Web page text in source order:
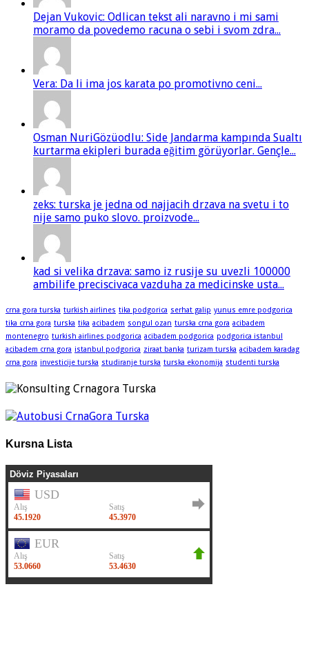
Dejan Vukovic: Odlican tekst ali naravno i mi sami
moramo da povedemo racuna o sebi i svom zdra...
Vera: Da li ima jos karata po promotivno ceni...
Osman NuriGözüodlu: Side Jandarma kampında Sualtı
kurtarma ekipleri burada eğitim görüyorlar. Gençle...
zeks: turska je jedna od najjacih drzava na svetu i to
nije samo puko slovo. proizvode...
kad si velika drzava: samo iz rusije su uvezli 100000
ambilife preciscivaca vazduha za medicinske usta...
crna gora turska turkish airlines tika podgorica serhat galip yunus emre podgorica
tika crna gora turska tika acibadem songul ozan turska crna gora acibadem
montenegro turkish airlines podgorica acibadem podgorica podgorica istanbul
acibadem crna gora istanbul podgorica ziraat banka turizam turska acibadem karadag
crna gora investicije turska studiranje turska turska ekonomija studenti turska
Kursna Lista